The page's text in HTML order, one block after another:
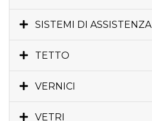
SISTEMI DI ASSISTENZA
TETTO
VERNICI
VETRI